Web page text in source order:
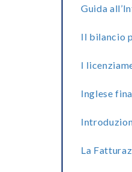
Guida
Il bilancio
I
Inglese
La